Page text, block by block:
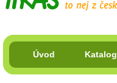
Úvod Katalog